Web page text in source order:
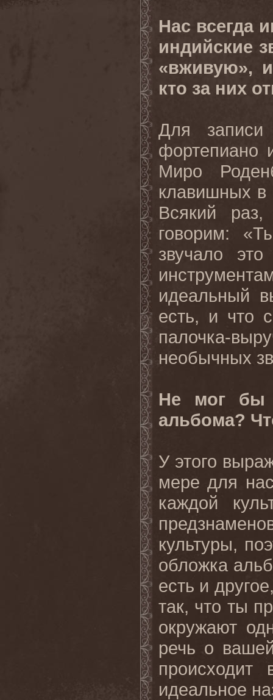
Нас всегда
индийские
«вживую»,
кто за них
Для записи
фортепиано
Миро
клавишных в
Всякий
говорим:
звучало
идеальный
есть, и что
палочка-
необычных
Не мог бы
альбома?
У этого
мере для
каждой
культуры,
обложка
есть и
так, что ты
окружают
речь о
идеальное